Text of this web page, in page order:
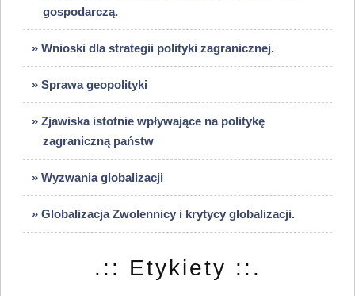
gospodarczą.
» Wnioski dla strategii polityki zagranicznej.
» Sprawa geopolityki
» Zjawiska istotnie wpływające na politykę
zagraniczną państw
» Wyzwania globalizacji
» Globalizacja Zwolennicy i krytycy globalizacji.
.:: Etykiety ::.